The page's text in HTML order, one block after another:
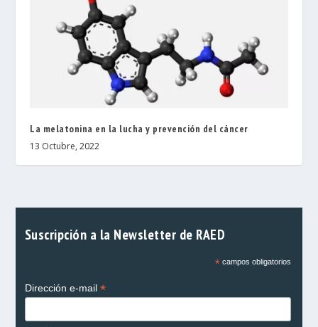
La melatonina en la lucha y prevención del cáncer
13 Octubre, 2022
Suscripción a la Newsletter de RAED
*campos obligatorios
Dirección e-mail *